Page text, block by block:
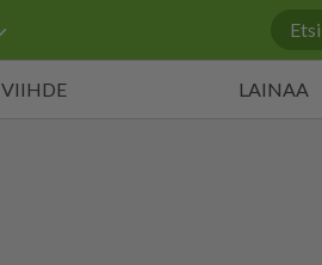
VIIHDE LAINAA